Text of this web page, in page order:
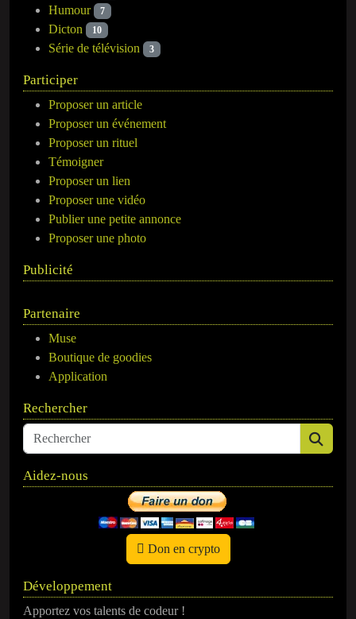
Humour 7
Dicton 10
Série de télévision 3
Participer
Proposer un article
Proposer un événement
Proposer un rituel
Témoigner
Proposer un lien
Proposer une vidéo
Publier une petite annonce
Proposer une photo
Publicité
Partenaire
Muse
Boutique de goodies
Application
Rechercher
Aidez-nous
Don en crypto
Développement
Apportez vos talents de codeur !